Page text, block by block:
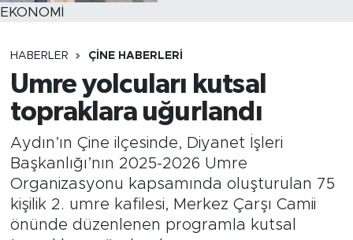
EKONOMİ
HABERLER ÇINE HABERLERI
Umre yolcuları kutsal
topraklara uğurlandı
Aydın’ın Çine ilçesinde, Diyanet İşleri
Başkanlığı’nın 2025-2026 Umre
Organizasyonu kapsamında oluşturulan 75
kişilik 2. umre kafilesi, Merkez Çarşı Camii
önünde düzenlenen programla kutsal